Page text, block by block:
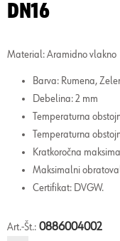
DN16
Material: Aramidno vlakno
Barva: Rumena,
Debelina: 2 mm
Temperaturna
Temperaturna
Kratkoročna
Maksimalni
Certifikat: DVGW.
Art.-Št.: 0886004002